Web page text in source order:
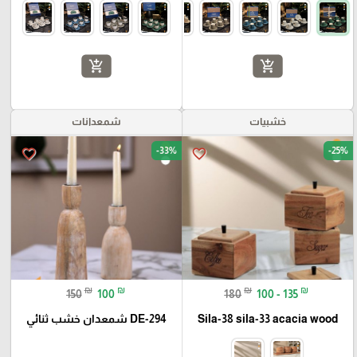
add_shopping_cart
add_shopping_cart
خشبيات
favorite_border -25%
180 ₪ 100 - 135 ₪
Sila-38 sila-33 acacia wood
شمعدانات
favorite_border -33%
150 ₪ 100 ₪
DE-294 شمعدان خشب ثنائي